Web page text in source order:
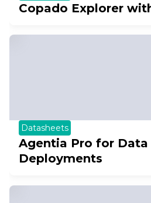
Copado Explorer
Datasheets
Agentia Pro for Data
Deployments